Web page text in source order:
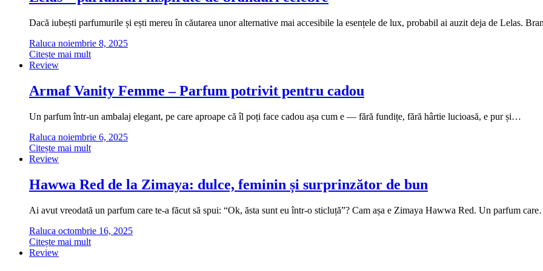
Dacă iubești parfumurile și ești mereu în căutarea unor alternative mai accesibile la esențele de lux, probabil ai auzit deja de Lelas.
Raluca noiembrie 8, 2025
Citește mai mult
Review
Armaf Vanity Femme – Parfum potrivit pentru cadou
Un parfum într-un ambalaj elegant, pe care aproape că îl poți face cadou așa cum e — fără fundițe, fără hârtie lucioasă, e pur și…
Raluca noiembrie 6, 2025
Citește mai mult
Review
Hawwa Red de la Zimaya: dulce, feminin și surprinzător de bun
Ai avut vreodată un parfum care te-a făcut să spui: “Ok, ăsta sunt eu într-o sticluță”? Cam așa e Zimaya Hawwa Red. Un parfum
Raluca octombrie 16, 2025
Citește mai mult
Review